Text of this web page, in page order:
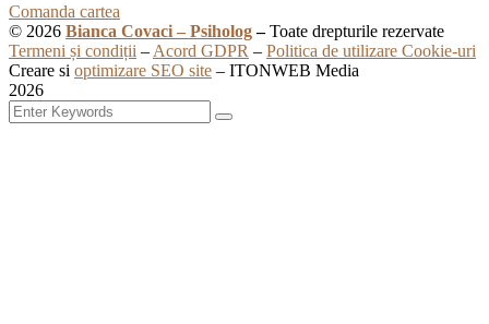
Comanda cartea
© 2026 Bianca Covaci – Psiholog–Toate drepturile rezervate
Termeni și condiții – Acord GDPR – Politica de utilizare Cookie-uri
Creare si optimizare SEO site – ITONWEB Media
2026